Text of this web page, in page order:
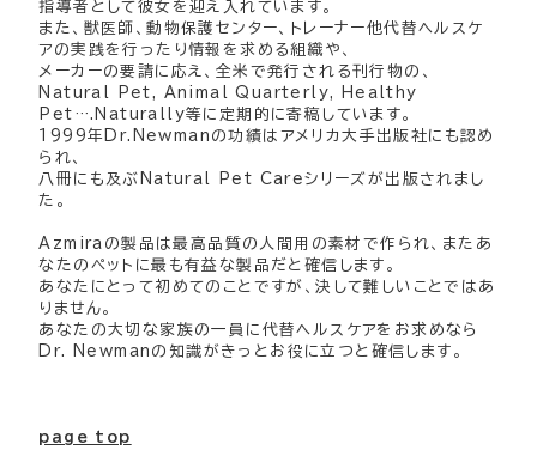
指導者として彼女を迎え入れています。
また、獣医師、動物保護センター、トレーナー他代替ヘルスケ
アの実践を行ったり情報を求める組織や、
メーカーの要請に応え、全米で発行される刊行物の、
Natural Pet, Animal Quarterly, Healthy
Pet….Naturally等に定期的に寄稿しています。
1999年Dr.Newmanの功績はアメリカ大手出版社にも認め
られ、
八冊にも及ぶNatural Pet Careシリーズが出版されまし
た。
Azmiraの製品は最高品質の人間用の素材で作られ、またあ
なたのペットに最も有益な製品だと確信します。
あなたにとって初めてのことですが、決して難しいことではあ
りません。
あなたの大切な家族の一員に代替ヘルスケアをお求めなら
Dr. Newmanの知識がきっとお役に立つと確信します。
page top